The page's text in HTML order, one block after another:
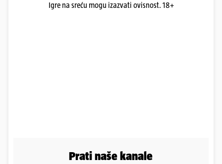
Igre na sreću mogu izazvati ovisnost. 18+
Prati naše kanale